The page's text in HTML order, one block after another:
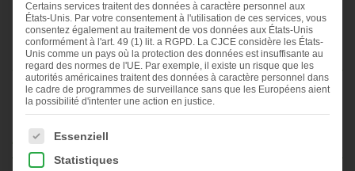
De l’herbe à portée de bec grâce à un poulailler mobile
dans le Morbihan
Vous êtes actuellement en tra…
Previous
Slide
First
slide
Current
Slide
First
slide
Current
Slide
First
Current
- Événements et foires en 2021,
Certains services traitent des données à caractère personnel aux
États-Unis. Par votre consentement à l'utilisation de ces services, vous
consentez également au traitement de vos données aux États-Unis
conformément à l'art. 49 (1) lit. a RGPD. La CJCE considère les États-
Unis comme un pays où la protection des données est insuffisante au
regard des normes de l'UE. Par exemple, il existe un risque que les
autorités américaines traitent des données à caractère personnel dans
le cadre de programmes de surveillance sans que les Européens aient
la possibilité d'intenter une action en justice.
La liste suivante énumère les groupes de services pour
Essenziell
Statistiques